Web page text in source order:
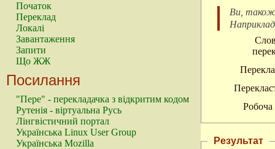
Початок
Переклад
Локалі
Завантаження
Запити
Що ЖЖ
Посилання
"Пере" - перекладачка з відкритим кодом
Рутенія - віртуальна Русь
Лінгвістичний портал
Українська Linux User Group
Українська Mozilla
Ви,
Робоча
Результат